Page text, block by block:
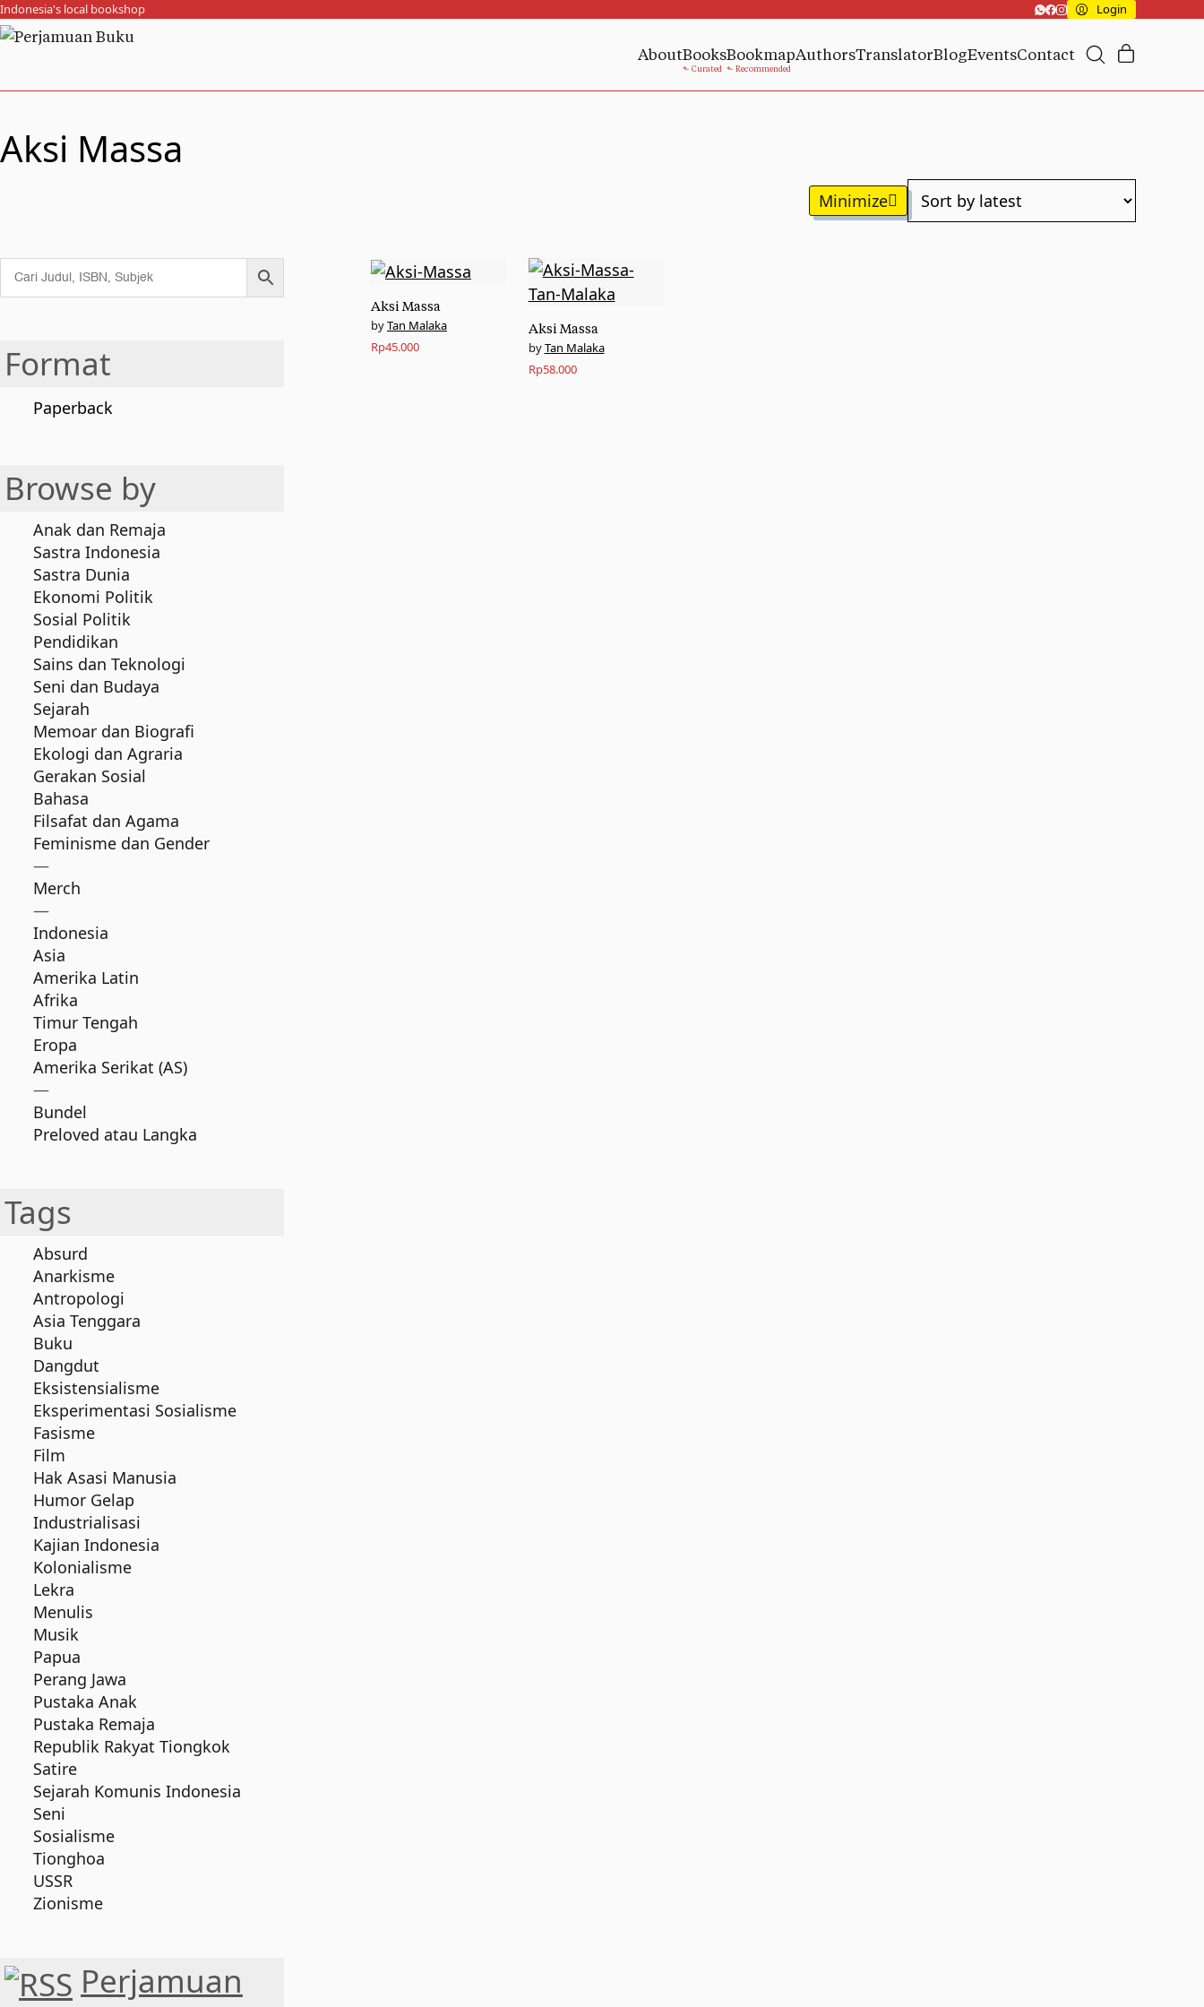
Indonesia's local bookshop Login
AboutBooksBookmapAuthorsTranslatorBlogEventsContact
Aksi Massa
Aksi Massa
Tan Malaka
Rp45.000
Aksi Massa
Tan Malaka
Rp58.000
Format
Paperback
Browse by
Anak dan Remaja
Sastra Indonesia
Sastra Dunia
Ekonomi Politik
Sosial Politik
Pendidikan
Sains dan Teknologi
Seni dan Budaya
Sejarah
Memoar dan Biografi
Ekologi dan Agraria
Gerakan Sosial
Bahasa
Filsafat dan Agama
Feminisme dan Gender
—
Merch
—
Indonesia
Asia
Amerika Latin
Afrika
Timur Tengah
Eropa
Amerika Serikat (AS)
—
Bundel
Preloved atau Langka
Tags
Absurd
Anarkisme
Antropologi
Asia Tenggara
Buku
Dangdut
Eksistensialisme
Eksperimentasi Sosialisme
Fasisme
Film
Hak Asasi Manusia
Humor Gelap
Industrialisasi
Kajian Indonesia
Kolonialisme
Lekra
Menulis
Musik
Papua
Perang Jawa
Pustaka Anak
Pustaka Remaja
Republik Rakyat Tiongkok
Satire
Sejarah Komunis Indonesia
Seni
Sosialisme
Tionghoa
USSR
Zionisme
Perjamuan